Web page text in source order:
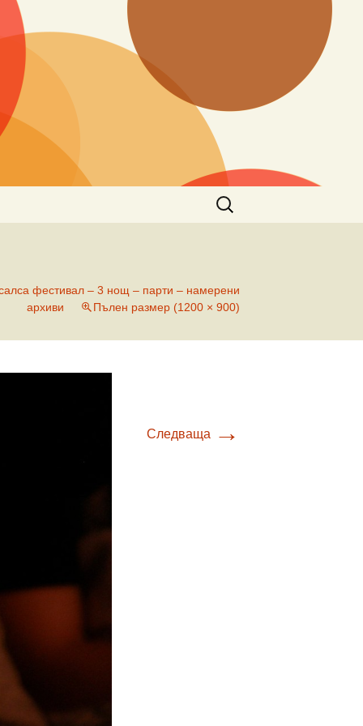
Търсене
за:
фестивал – 3 нощ – парти – намерени
архиви
Пълен размер (1200 × 900)
Следваща →